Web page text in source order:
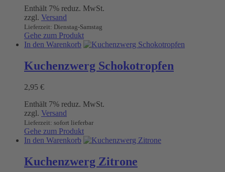
Enthält 7% reduz. MwSt.
zzgl. Versand
Lieferzeit: Dienstag-Samstag
Gehe zum Produkt
In den Warenkorb
Kuchenzwerg Schokotropfen
2,95 €
Enthält 7% reduz. MwSt.
zzgl. Versand
Lieferzeit: sofort lieferbar
Gehe zum Produkt
In den Warenkorb
Kuchenzwerg Zitrone